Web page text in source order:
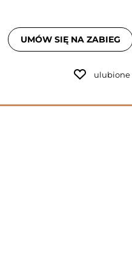
UMÓW SIĘ NA ZABIEG
ulubione